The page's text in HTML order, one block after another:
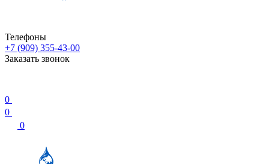
Телефоны
+7 (909) 355-43-00
Заказать звонок
0
0
0